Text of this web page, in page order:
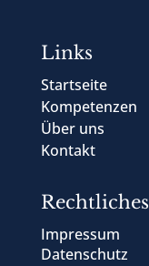
Links
Startseite
Kompetenzen
Über uns
Kontakt
Rechtliches
Impressum
Datenschutz